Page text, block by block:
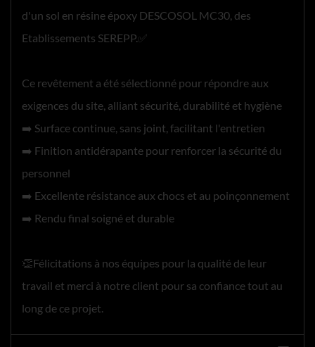
d'un sol en résine époxy DESCOSOL MC30, des
Etablissements SEREPP.✅
Ce revêtement a été sélectionné pour répondre aux
exigences du site, alliant sécurité, durabilité et hygiène
➡️ Surface continue, sans joint, facilitant l'entretien
➡️ Finition antidérapante pour renforcer la sécurité du
personnel
➡️ Excellente résistance aux chocs et au poinçonnement
➡️ Rendu final soigné et durable
👏Félicitations à nos équipes pour la qualité de leur
travail et merci à notre client pour sa confiance tout au
long de ce projet.